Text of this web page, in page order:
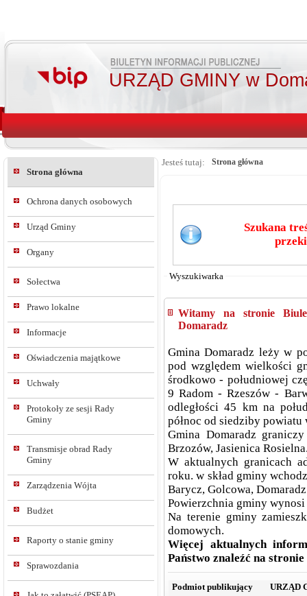
URZĄD GMINY w
Strona główna
Ochrona danych osobowych
Urząd Gminy
Organy
Sołectwa
Prawo lokalne
Informacje
Oświadczenia majątkowe
Uchwały
Protokoły ze sesji Rady
Gminy
Transmisje obrad Rady
Gminy
Zarządzenia Wójta
Budżet
Raporty o stanie gminy
Sprawozdania
Jesteś tutaj: Strona główna
Szukana
Wyszukiwarka
Witamy na stronie
Domaradz
Gmina Domaradz leży w
pod względem wielkości
środkowo - południowej
9 Radom - Rzeszów -
odległości 45 km na
północ od siedziby
Gmina Domaradz
Brzozów, Jasienica
W aktualnych granicach
roku. w skład gminy
Barycz, Golcowa,
Powierzchnia gminy
Na terenie gminy
domowych.
Więcej aktualnych
Państwo znaleźć na stronie
Podmiot publikujący
URZĄD